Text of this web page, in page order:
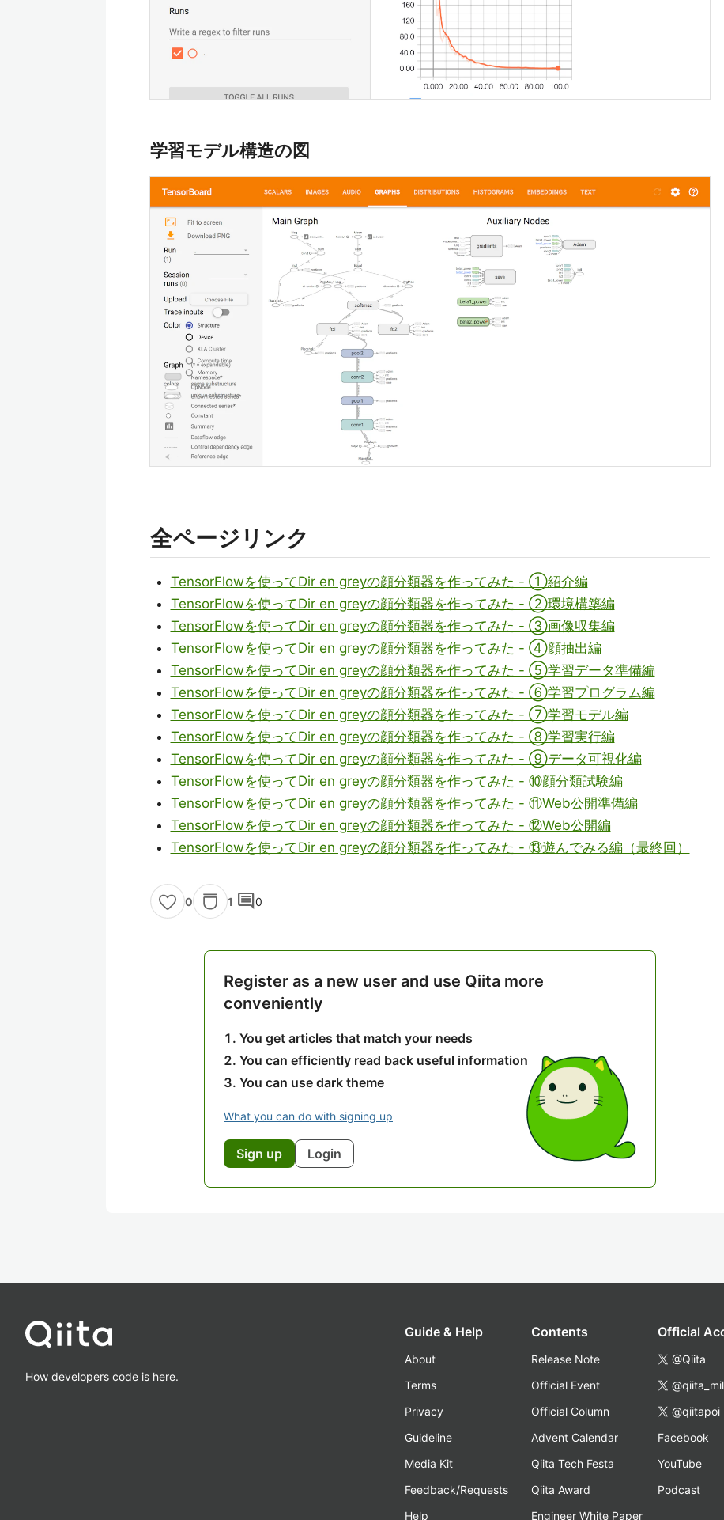
学習モデル構造の図
全ページリンク
TensorFlowを使ってDir en greyの顔分類器を作ってみた - ①紹介編
TensorFlowを使ってDir en greyの顔分類器を作ってみた - ②環境構築編
TensorFlowを使ってDir en greyの顔分類器を作ってみた - ③画像収集編
TensorFlowを使ってDir en greyの顔分類器を作ってみた - ④顔抽出編
TensorFlowを使ってDir en greyの顔分類器を作ってみた - ⑤学習データ準備編
TensorFlowを使ってDir en greyの顔分類器を作ってみた - ⑥学習プログラム編
TensorFlowを使ってDir en greyの顔分類器を作ってみた - ⑦学習モデル編
TensorFlowを使ってDir en greyの顔分類器を作ってみた - ⑧学習実行編
TensorFlowを使ってDir en greyの顔分類器を作ってみた - ⑨データ可視化編
TensorFlowを使ってDir en greyの顔分類器を作ってみた - ⑩顔分類試験編
TensorFlowを使ってDir en greyの顔分類器を作ってみた - ⑪Web公開準備編
TensorFlowを使ってDir en greyの顔分類器を作ってみた - ⑫Web公開編
TensorFlowを使ってDir en greyの顔分類器を作ってみた - ⑬遊んでみる編（最終回）
0 1 comment0
Register as a new user and use Qiita more
conveniently
You get articles that match your needs
You can efficiently read back useful information
You can use dark theme
What you can do with signing up
Sign up Login
How developers code is here.
Guide & Help
About
Terms
Privacy
Guideline
Media Kit
Feedback/Requests
Help
Contents
Release Note
Official Event
Official Column
Advent Calendar
Qiita Tech Festa
Qiita Award
Engineer White Paper
Official
@Qiita
@qiitapoi
Facebook
YouTube
Podcast